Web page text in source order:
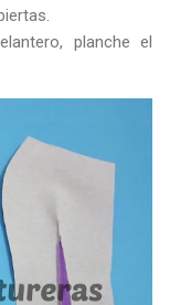
planche el